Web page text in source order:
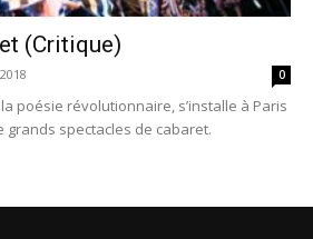
(Critique)
0
poésie révolutionnaire, s’installe à Paris
grands spectacles de cabaret.